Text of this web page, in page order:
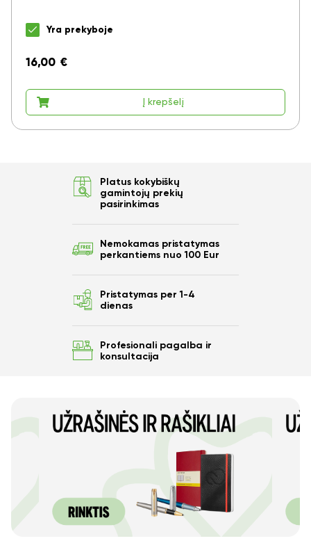
Yra prekyboje
16,00 €
Į krepšelį
Platus kokybiškų
gamintojų prekių
pasirinkimas
Nemokamas pristatymas
perkantiems nuo 100 Eur
Pristatymas per 1-4
dienas
Profesionali pagalba ir
konsultacija